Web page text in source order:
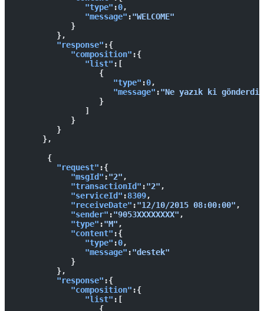
               "type"
:0,
               "message"
:"WELCOME"
            }
         },
         "response"
:{
            "composition"
:{
               "list"
:[
                  {
                     "type"
:0,
                     "message"
:"Ne yazık ki
                  }
               ]
            }
         }
      },
       {
         "request"
:{
            "msgId"
:"2" ,
            "transactionId"
:"2" ,
            "serviceId"
:8309,
            "receiveDate"
:"12/10/2015 08:00:00" ,
            "sender"
:"9053XXXXXXXX" ,
            "type"
:"M" ,
            "content"
:{
               "type"
:0,
               "message"
:"destek"
            }
         },
         "response"
:{
            "composition"
:{
               "list"
:[
                  {